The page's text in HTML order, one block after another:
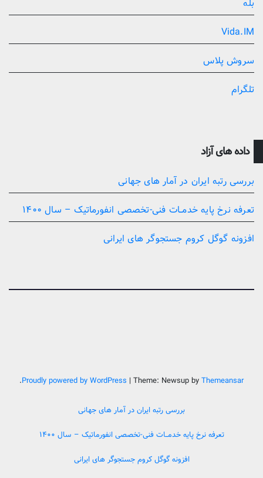
بله
Vida.IM
سروش پلاس
تلگرام
داده های آزاد
بررسی رتبه ایران در آمار های جهانی
تعرفه نرخ پایه خدمــات فنی-تخصصی انفورماتیک – سال ۱۴۰۰
افزونه گوگل کروم جستجوگر های ایرانی
Proudly powered by WordPress | Theme: Newsup byThemeansar
.
بررسی رتبه ایران در آمار های جهانی
تعرفه نرخ پایه خدمــات فنی-تخصصی انفورماتیک – سال ۱۴۰۰
افزونه گوگل کروم جستجوگر های ایرانی